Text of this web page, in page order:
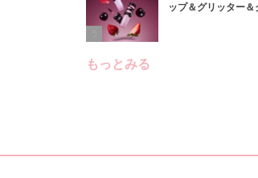
ップ＆グリッター
もっとみる